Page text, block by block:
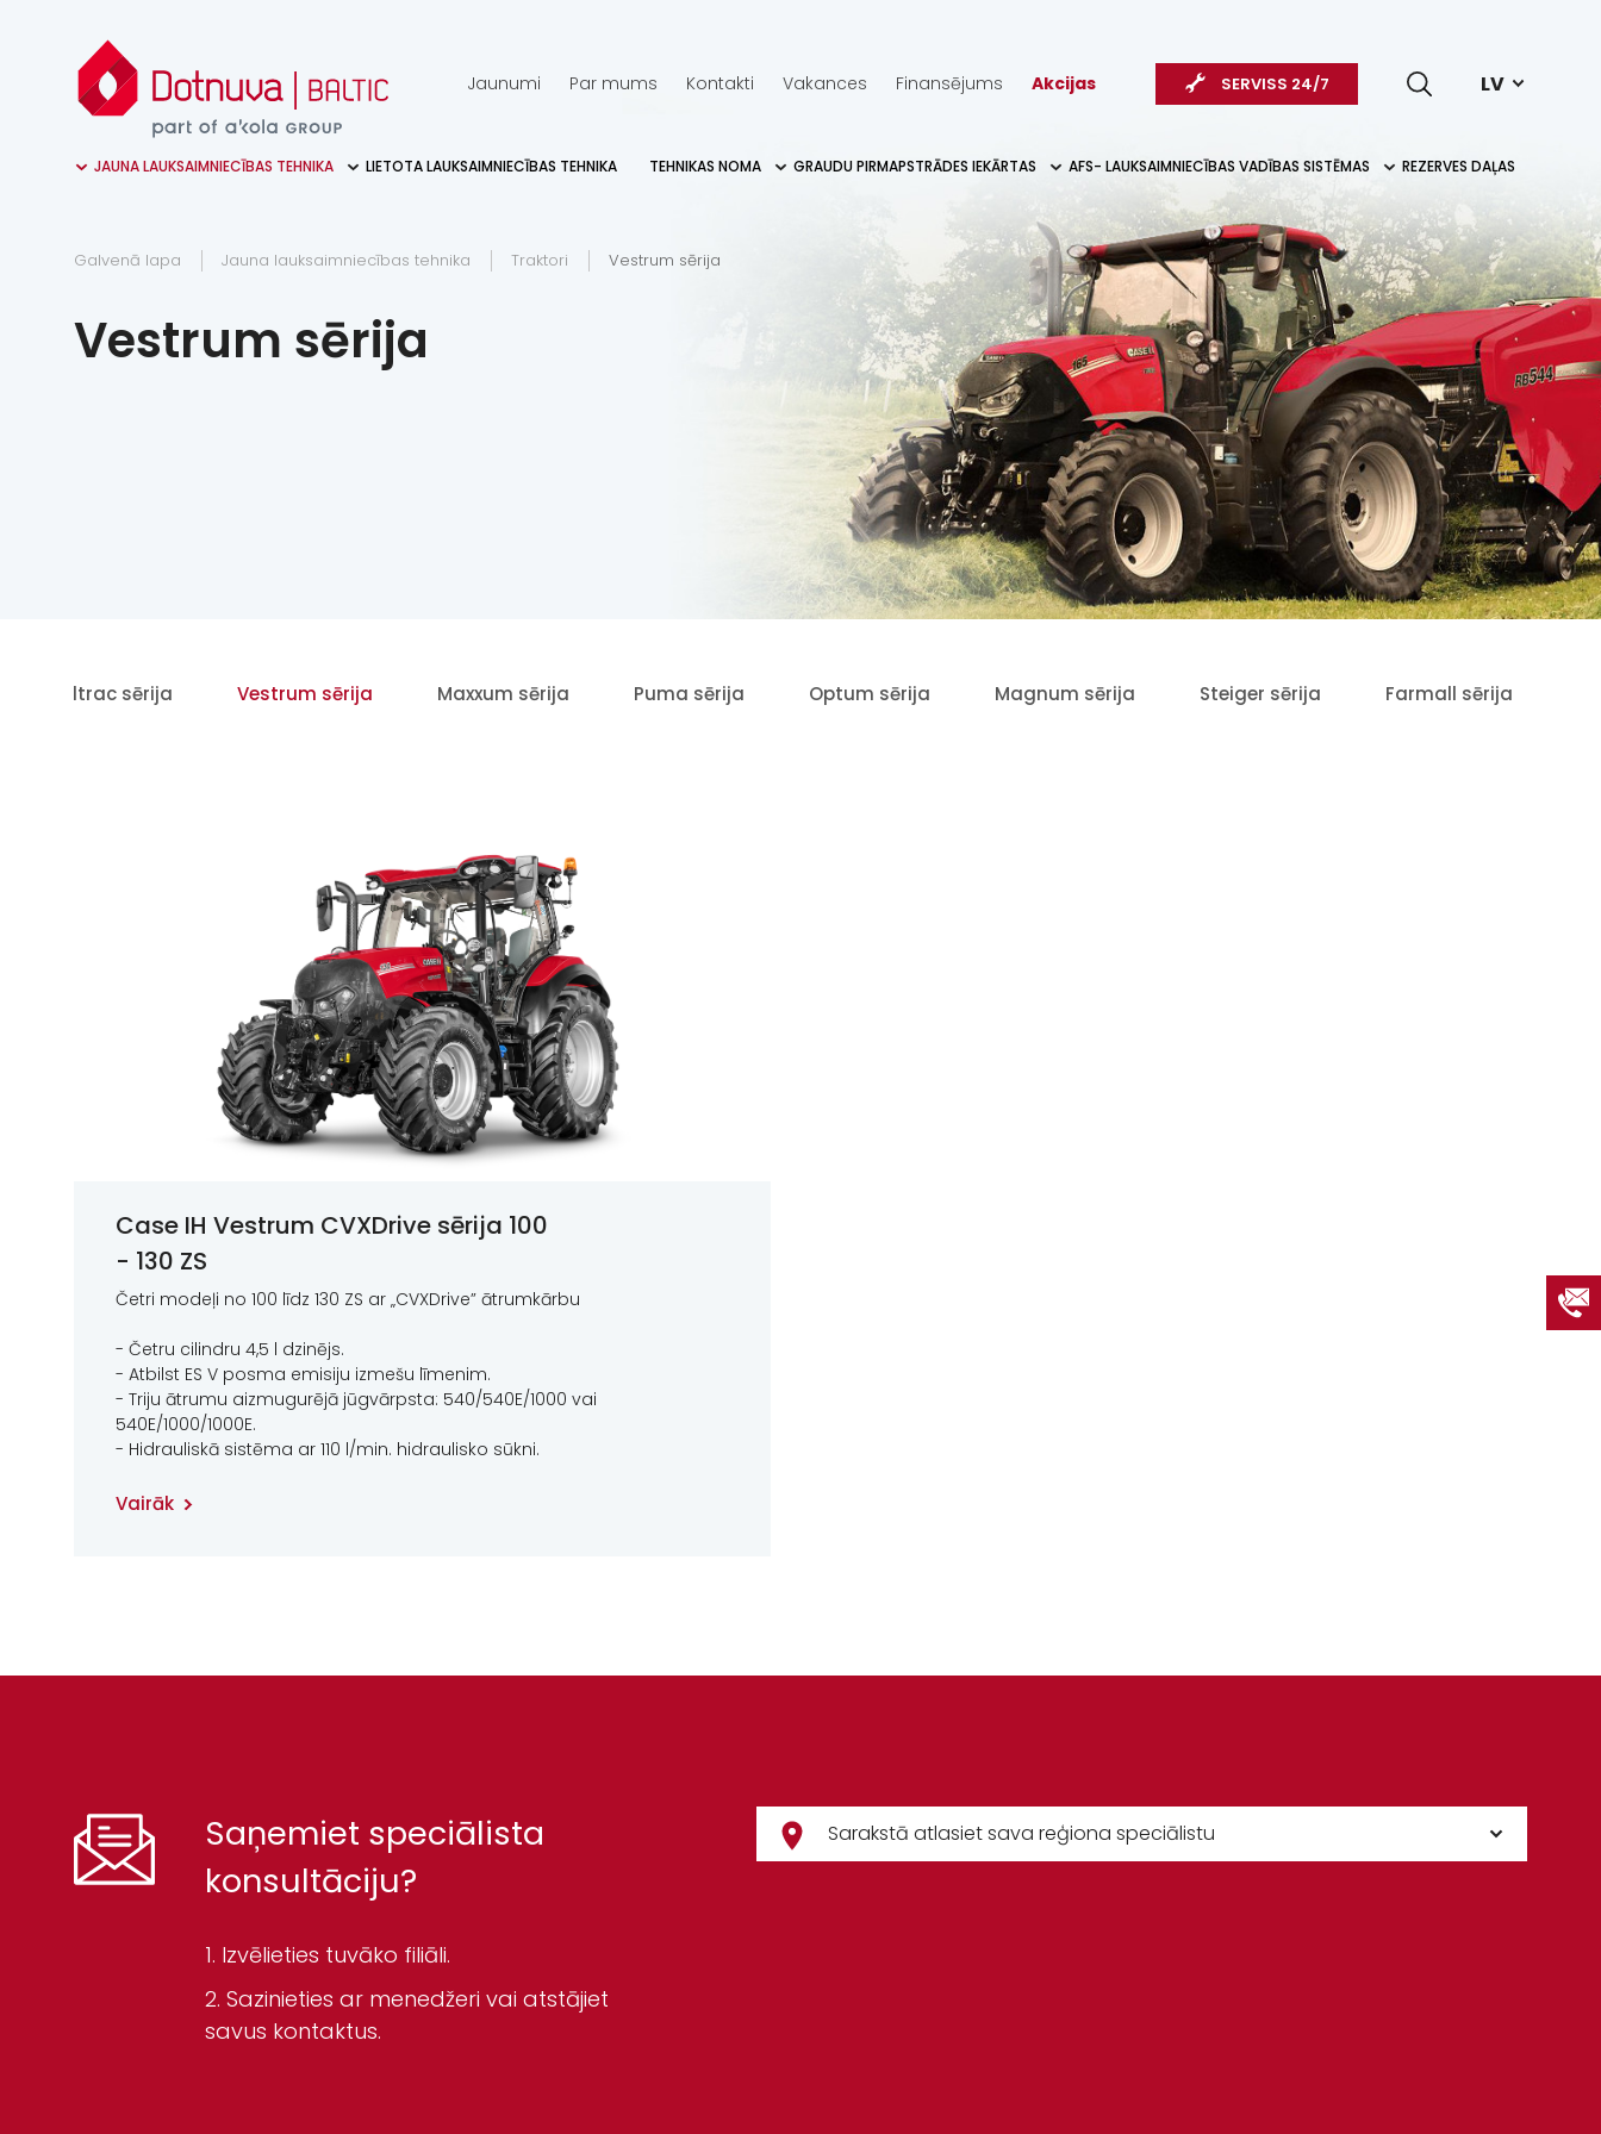
LV
Jaunumi Par mums Kontakti Vakances Finansējums Akcijas SERVISS 24/7
JAUNA LAUKSAIMNIECĪBAS TEHNIKA LIETOTA LAUKSAIMNIECĪBAS TEHNIKA TEHNIKAS NOMA GRAUDU PIRMAPSTRĀDES IEKĀRTAS AFS- LAUKSAIMNIECĪBAS VADĪBAS SISTĒMAS REZERVES DAĻAS
Galvenā lapa Jauna lauksaimniecības tehnika Traktori Vestrum sērija
Vestrum sērija
Quadtrac sērija Vestrum sērija Maxxum sērija Puma sērija Optum sērija Magnum sērija Steiger sērija Farmall sērija
Case IH Vestrum CVXDrive sērija 100
- 130 ZS
Četri modeļi no 100 līdz 130 ZS ar „CVXDrive” ātrumkārbu
- Četru cilindru 4,5 l dzinējs.
- Atbilst ES V posma emisiju izmešu līmenim.
- Triju ātrumu aizmugurējā jūgvārpsta: 540/540E/1000 vai
540E/1000/1000E.
- Hidrauliskā sistēma ar 110 l/min. hidraulisko sūkni.
Vairāk
Saņemiet speciālista
konsultāciju?
Izvēlieties tuvāko filiāli.
Sazinieties ar menedžeri vai atstājiet
savus kontaktus.